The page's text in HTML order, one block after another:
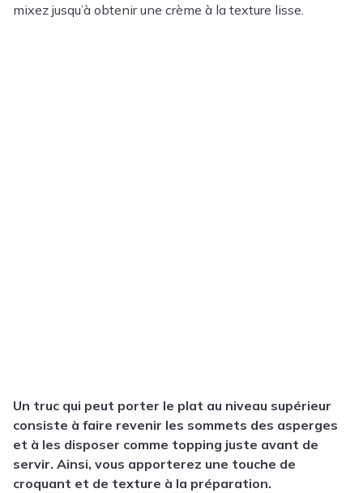
mixez jusqu’à obtenir une crème à la texture lisse.
Un truc qui peut porter le plat au niveau supérieur
consiste à faire revenir les sommets des asperges
et à les disposer comme topping juste avant de
servir. Ainsi, vous apporterez une touche de
croquant et de texture à la préparation.